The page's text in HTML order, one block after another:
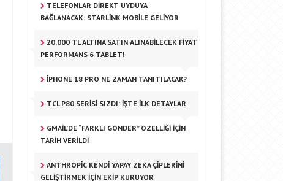
TELEFONLAR DIREKT UYDUYA
BAĞLANACAK: STARLINK MOBILE GELIYOR
20.000 TL ALTINA SATIN ALINABILECEK FIYAT
PERFORMANS 6 TABLET!
IPHONE 18 PRO NE ZAMAN TANITILACAK?
TCL P80 SERISI SIZDI: İŞTE İLK DETAYLAR
GMAIL’DE “FARKLI GÖNDER” ÖZELLIĞI IÇIN
TARIH VERILDI
ANTHROPIC KENDI YAPAY ZEKA ÇIPLERINI
GELIŞTIRMEK IÇIN EKIP KURUYOR